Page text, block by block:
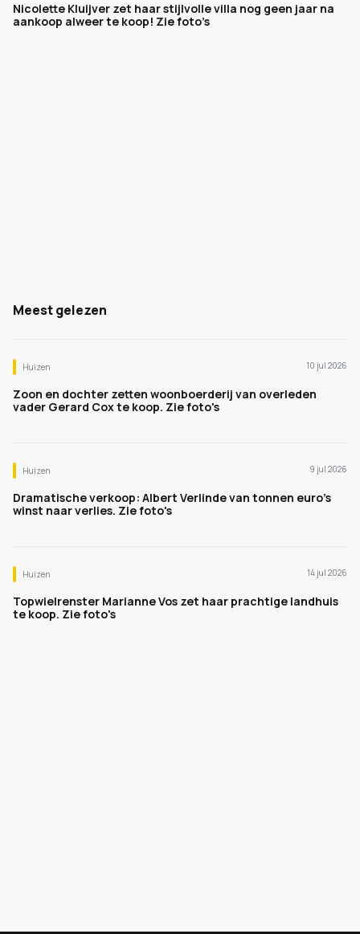
Nicolette Kluijver zet haar stijlvolle villa nog geen jaar na
aankoop alweer te koop! Zie foto’s
Meest gelezen
Huizen 10 jul 2026
Zoon en dochter zetten woonboerderij van overleden
vader Gerard Cox te koop. Zie foto's
Huizen 9 jul 2026
Dramatische verkoop: Albert Verlinde van tonnen euro's
winst naar verlies. Zie foto's
Huizen 14 jul 2026
Topwielrenster Marianne Vos zet haar prachtige landhuis
te koop. Zie foto's